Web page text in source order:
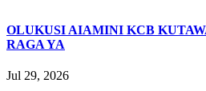
OLUKUSI AIAMINI KCB
RAGA YA
Jul 29, 2026